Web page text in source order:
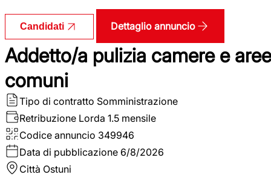
Candidati Dettaglio annuncio
Addetto/a pulizia camere e aree
comuni
Tipo di contratto Somministrazione
Retribuzione Lorda 1.5 mensile
Codice annuncio 349946
Data di pubblicazione 6/8/2026
Città Ostuni